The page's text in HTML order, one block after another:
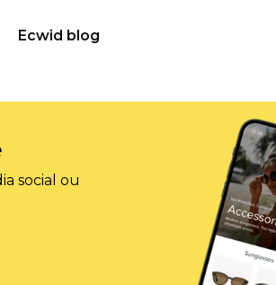
Ecwid blog
social ou